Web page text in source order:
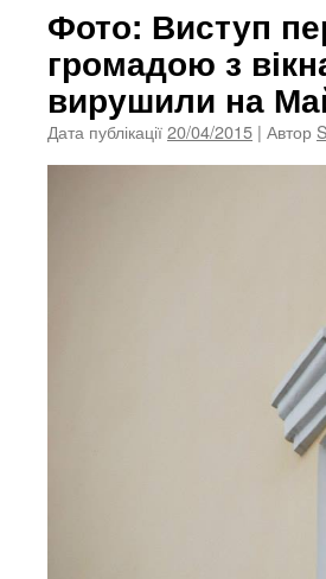
Фото: Виступ
громадою з
вирушили на
Дата публікації20/04/2015 | Автор